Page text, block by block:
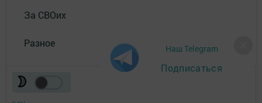
За СВОих
Разное Наш Telegram
Подписаться